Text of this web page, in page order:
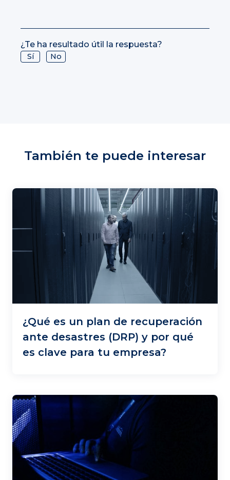
¿Te ha resultado útil la respuesta?
Sí No
También te puede interesar
¿Qué es un plan de recuperación
ante desastres (DRP) y por qué
es clave para tu empresa?